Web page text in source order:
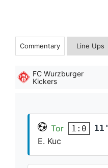
Commentary Line Ups
FC Wurzburger
Kickers
Tor 1:0 11'
E. Kuc